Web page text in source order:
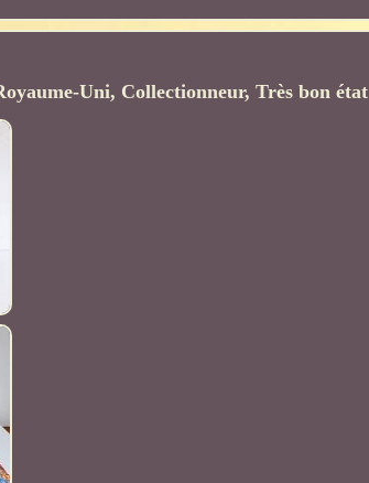
Uni, Collectionneur, Très bon état